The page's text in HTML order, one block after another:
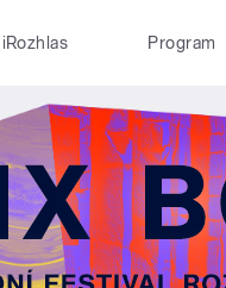
iRozhlas Program